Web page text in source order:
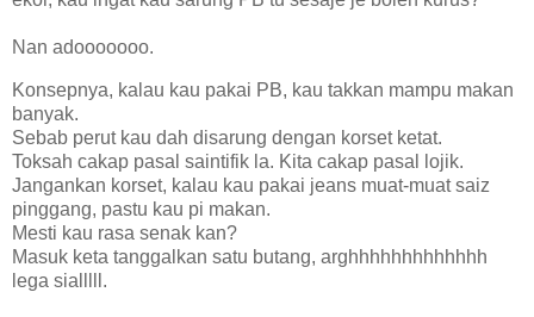
Nan adooooooo.
Konsepnya, kalau kau pakai PB, kau takkan mampu makan
banyak.
Sebab perut kau dah disarung dengan korset ketat.
Toksah cakap pasal saintifik la. Kita cakap pasal lojik.
Jangankan korset, kalau kau pakai jeans muat-muat saiz
pinggang, pastu kau pi makan.
Mesti kau rasa senak kan?
Masuk keta tanggalkan satu butang, arghhhhhhhhhhhhh
lega sialllll.